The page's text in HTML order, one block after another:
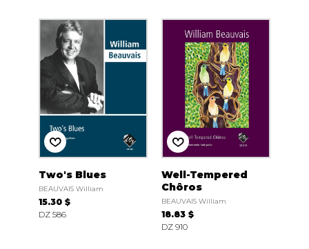
Two's Blues
BEAUVAIS William
15.30 $
DZ 586
Well-Tempered
Chôros
BEAUVAIS William
18.83 $
DZ 910